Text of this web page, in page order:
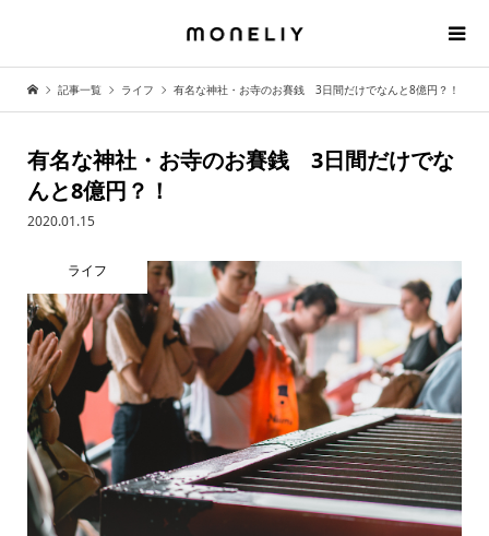
記事一覧 ライフ 有名な神社・お寺のお賽銭 3日間だけでなんと8億円？！
有名な神社・お寺のお賽銭 3日間だけでな
んと8億円？！
2020.01.15
ライフ